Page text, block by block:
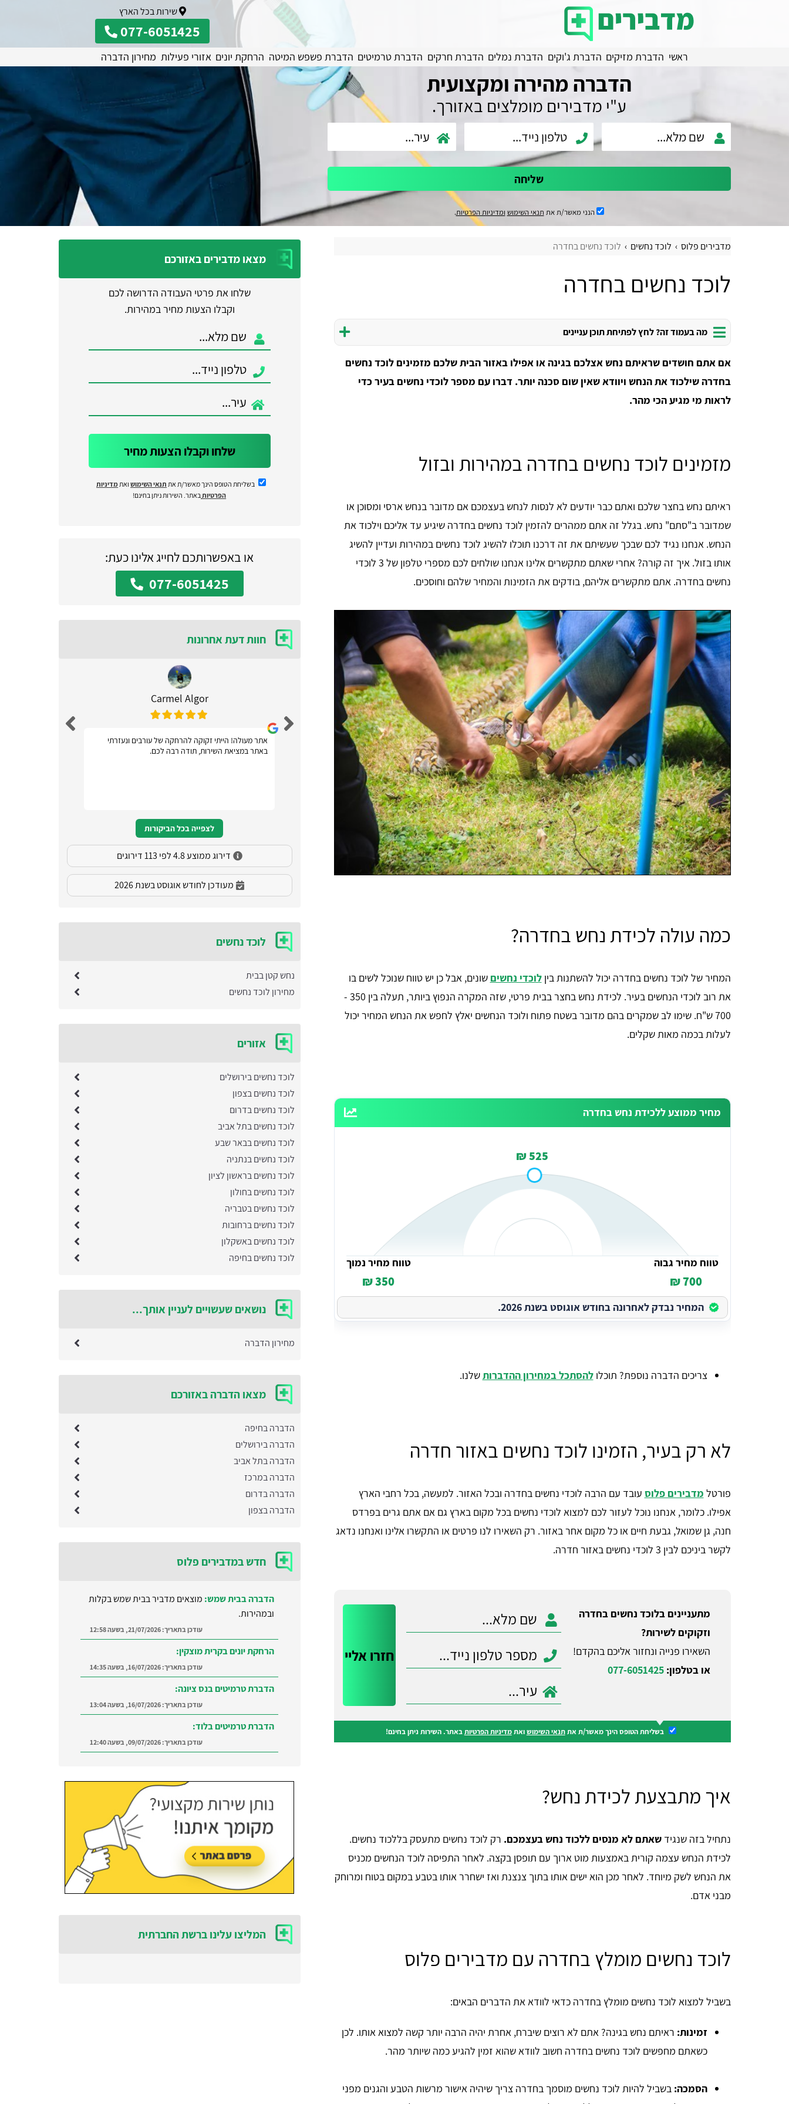
שירות בכל הארץ
077-6051425
ראשי הדברת מזיקים הדברת ג'וקים הדברת נמלים הדברת חרקים הדברת טרמיטים הדברת פשפש המיטה הרחקת יונים אזורי פעילות מחירון הדברה
הדברה מהירה ומקצועית
ע"י מדבירים מומלצים באזורך.
שליחה
הנני מאשר/ת את תנאי השימוש ומדיניות הפרטיות.
מדבירים פלוס לוכד נחשים לוכד נחשים בחדרה
לוכד נחשים בחדרה
מה בעמוד זה? לחץ לפתיחת תוכן עניינים
אם אתם חושדים שראיתם נחש אצלכם בגינה או אפילו באזור הבית שלכם מזמינים לוכד נחשים
בחדרה שילכוד את הנחש ויוודא שאין שום סכנה יותר. דברו עם מספר לוכדי נחשים בעיר כדי
לראות מי מגיע הכי מהר.
מזמינים לוכד נחשים בחדרה במהירות ובזול
ראיתם נחש בחצר שלכם ואתם כבר יודעים לא לנסות לנחש בעצמכם אם מדובר בנחש ארסי ומסוכן או
שמדובר ב"סתם" נחש. בגלל זה אתם ממהרים להזמין לוכד נחשים בחדרה שיגיע עד אליכם וילכוד את
הנחש. אנחנו נגיד לכם שבכך שעשיתם את זה דרכנו תוכלו להשיג לוכד נחשים במהירות ועדיין להשיג
אותו בזול. איך זה קורה? אחרי שאתם מתקשרים אלינו אנחנו שולחים לכם מספרי טלפון של 3 לוכדי
נחשים בחדרה. אתם מתקשרים אליהם, בודקים את הזמינות והמחיר שלהם וחוסכים.
כמה עולה לכידת נחש בחדרה?
המחיר של לוכד נחשים בחדרה יכול להשתנות ביןלוכדי נחשים שונים, אבל כן יש טווח שנוכל לשים בו
את רוב לוכדי הנחשים בעיר. לכידת נחש בחצר בבית פרטי, שזה המקרה הנפוץ ביותר, תעלה בין 350 -
700 ש"ח. שימו לב שמקרים בהם מדובר בשטח פתוח ולוכד הנחשים יאלץ לחפש את הנחש המחיר יכול
לעלות בכמה מאות שקלים.
מחיר ממוצע ללכידת נחש בחדרה
525 ₪
טווח מחיר גבוה
700 ₪
טווח מחיר נמוך
350 ₪
המחיר נבדק לאחרונה בחודש אוגוסט בשנת 2026.
צריכים הדברה נוספת? תוכלולהסתכל במחירון ההדברותשלנו.
לא רק בעיר, הזמינו לוכד נחשים באזור חדרה
פורטל מדבירים פלוס עובד עם הרבה לוכדי נחשים בחדרה ובכל האזור. למעשה, בכל רחבי הארץ
אפילו. כלומר, אנחנו נוכל לעזור לכם למצוא לוכדי נחשים בכל מקום בארץ גם אם אתם גרים בפרדס
חנה, גן שמואל, גבעת חיים או כל מקום אחר באזור. רק השאירו לנו פרטים או התקשרו אלינו ואנחנו נדאג
לקשר ביניכם לבין 3 לוכדי נחשים באזור חדרה.
מתעניינים בלוכד נחשים בחדרה
וזקוקים לשירות?
השאירו פנייה ונחזור אליכם בהקדם!
או בטלפון:077-6051425
בשליחת הטופס הינך מאשר/ת אתתנאי השימושואתמדיניות הפרטיותבאתר. השירות ניתן בחינם!
איך מתבצעת לכידת נחש?
נתחיל בזה שנגיד שאתם לא מנסים ללכוד נחש בעצמכם. רק לוכד נחשים מתעסק בללכוד נחשים.
לכידת הנחש עצמה קורית באמצעות מוט ארוך עם תופסן בקצה. לאחר התפיסה לוכד הנחשים מכניס
את הנחש לשק מיוחד. לאחר מכן הוא ישים אותו בתוך צנצנת ואז ישחרר אותו בטבע במקום בטוח ומרוחק
מבני אדם.
לוכד נחשים מומלץ בחדרה עם מדבירים פלוס
בשביל למצוא לוכד נחשים מומלץ בחדרה כדאי לוודא את הדברים הבאים:
זמינות: ראיתם נחש בגינה? אתם לא רוצים שיברח, אחרת יהיה הרבה יותר קשה למצוא אותו. לכן
כשאתם מחפשים לוכד נחשים בחדרה חשוב לוודא שהוא זמין להגיע כמה שיותר מהר.
הסמכה: בשביל להיות לוכד נחשים מוסמך בחדרה צריך שיהיה אישור מרשות הטבע והגנים מפני
מצאו מדבירים באזורכם
שלחו את פרטי העבודה הדרושה לכם
וקבלו הצעות מחיר במהירות.
שלחו וקבלו הצעות מחיר
בשליחת הטופס הינך מאשר/ת את תנאי השימושואתמדיניות
הפרטיותבאתר. השירות ניתן בחינם!
או באפשרותכם לחייג אלינו כעת:
077-6051425
חוות דעת אחרונות
Carmel Algor
אתר מעולה! הייתי זקוקה להרחקה של עורבים ונעזרתי
באתר במציאת השירות, תודה רבה לכם.
נטלי נובחוב
אחלה אתר! הזמנתי דרכם שירות של לוכד חולדות ועכברים
שהגיע מהר מאוד וסיפק שירות מקצועי! תודה לכם
אבישי אדרי
הייתי זקוק להדברת טרמיטים שהיו ברהיטים, קיבלתי
במהירות 3 הצעות מחיר דרך האתר ומצאתי מדביר מצוין,
תודה לכם.
לצפייה בכל הביקורות
דירוג ממוצע 4.8 לפי 113 דירוגים
מעודכן לחודש אוגוסט בשנת 2026
לוכד נחשים
נחש קטן בבית
מחירון לוכד נחשים
אזורים
לוכד נחשים בירושלים
לוכד נחשים בצפון
לוכד נחשים בדרום
לוכד נחשים בתל אביב
לוכד נחשים בבאר שבע
לוכד נחשים בנתניה
לוכד נחשים בראשון לציון
לוכד נחשים בחולון
לוכד נחשים בטבריה
לוכד נחשים ברחובות
לוכד נחשים באשקלון
לוכד נחשים בחיפה
נושאים שעשויים לעניין אותך...
מחירון הדברה
מצאו הדברה באזורכם
הדברה בחיפה
הדברה בירושלים
הדברה בתל אביב
הדברה במרכז
הדברה בדרום
הדברה בצפון
חדש במדבירים פלוס
הדברה בבית שמש: מוצאים מדביר בבית שמש בקלות
ובמהירות.
עודכן בתאריך:21/07/2026, בשעה 12:58
הרחקת יונים בקרית מוצקין:
עודכן בתאריך:16/07/2026, בשעה 14:35
הדברת טרמיטים בנס ציונה:
עודכן בתאריך:16/07/2026, בשעה 13:04
הדברת טרמיטים בלוד:
עודכן בתאריך:09/07/2026, בשעה 12:40
ברמת השרון והסביבה
21/07/2026, בשעה 12:58
המליצו עלינו ברשת החברתית